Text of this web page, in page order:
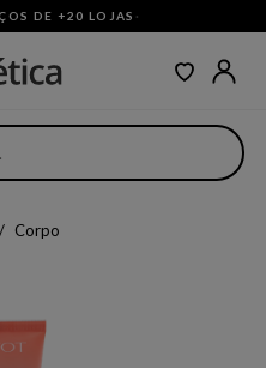
DE +20 LOJAS ·
Corpo